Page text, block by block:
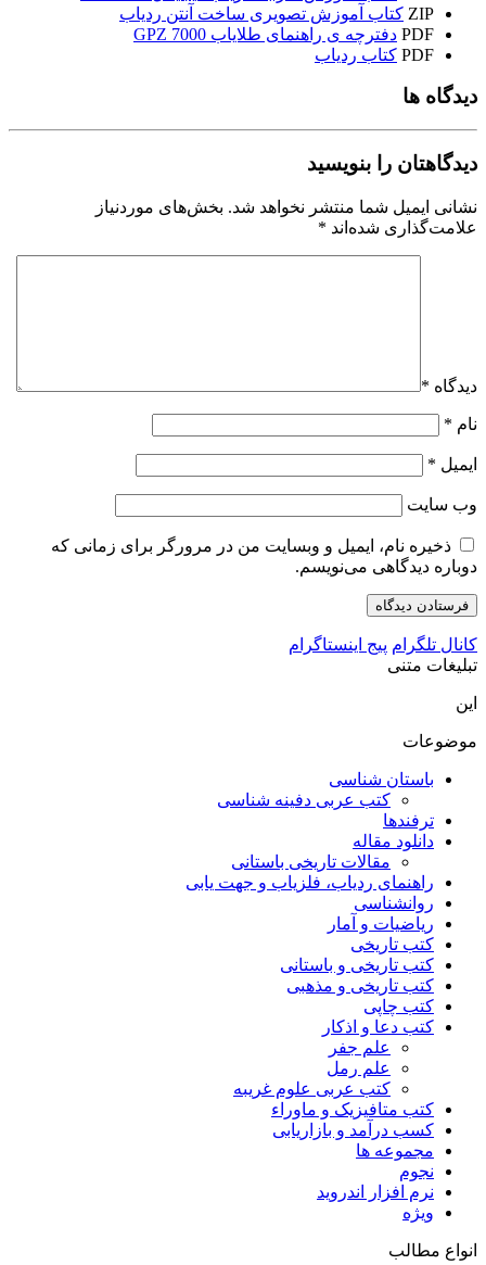
ZIP کتاب آموزش تصویری ساخت آنتن ردیاب
PDF دفترچه ی راهنمای طلایاب 7000 GPZ
PDF کتاب ردیاب
دیدگاه ها
دیدگاهتان را بنویسید
نشانی ایمیل شما منتشر نخواهد شد. بخش‌های موردنیاز
علامت‌گذاری شده‌اند *
دیدگاه *
نام *
ایمیل *
وب‌ سایت
ذخیره نام، ایمیل و وبسایت من در مرورگر برای زمانی که
دوباره دیدگاهی می‌نویسم.
کانال تلگرام پیج اینستاگرام
تبلیغات متنی
این
موضوعات
باستان شناسی
کتب عربی دفینه شناسی
ترفندها
دانلود مقاله
مقالات تاریخی باستانی
راهنمای ردیاب، فلزیاب و جهت یابی
روانشناسی
ریاضیات و آمار
کتب تاریخی
کتب تاریخی و باستانی
کتب تاریخی و مذهبی
کتب چاپی
کتب دعا و اذکار
علم جفر
علم رمل
کتب عربی علوم غریبه
کتب متافیزیک و ماوراء
کسب درآمد و بازاریابی
مجموعه ها
نجوم
نرم افزار اندروید
ویژه
انواع مطالب